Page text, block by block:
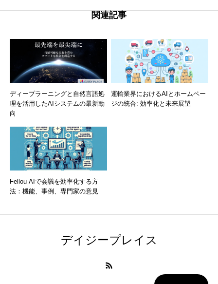
関連記事
ディープラーニングと自然言語処
理を活用したAIシステムの最新動
向
運輸業界におけるAIとホームペー
ジの統合: 効率化と未来展望
Fellou AIで会議を効率化する方
法：機能、事例、専門家の意見
デイジープレイス